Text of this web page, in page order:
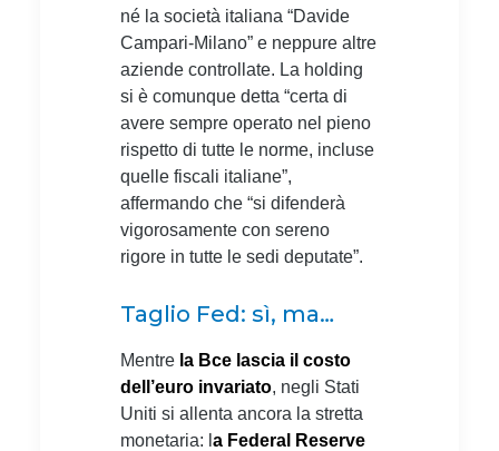
né la società italiana “Davide
Campari-Milano” e neppure altre
aziende controllate. La holding
si è comunque detta “certa di
avere sempre operato nel pieno
rispetto di tutte le norme, incluse
quelle fiscali italiane”,
affermando che “si difenderà
vigorosamente con sereno
rigore in tutte le sedi deputate”.
Taglio Fed: sì, ma…
Mentre la Bce lascia il costo
dell’euro invariato, negli Stati
Uniti si allenta ancora la stretta
monetaria: l a Federal Reserve